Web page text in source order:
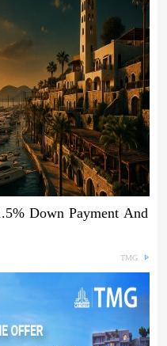
Down Payment And
TMG